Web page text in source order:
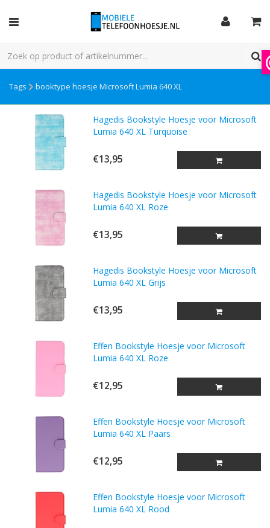
Tags booktype hoesje Microsoft Lumia 640 XL
Hagedis Bookstyle Hoesje voor Microsoft
Lumia 640 XL Turquoise
€13,95
Hagedis Bookstyle Hoesje voor Microsoft
Lumia 640 XL Roze
€13,95
Hagedis Bookstyle Hoesje voor Microsoft
Lumia 640 XL Grijs
€13,95
Effen Bookstyle Hoesje voor Microsoft
Lumia 640 XL Roze
€12,95
Effen Bookstyle Hoesje voor Microsoft
Lumia 640 XL Paars
€12,95
Effen Bookstyle Hoesje voor Microsoft
Lumia 640 XL Rood